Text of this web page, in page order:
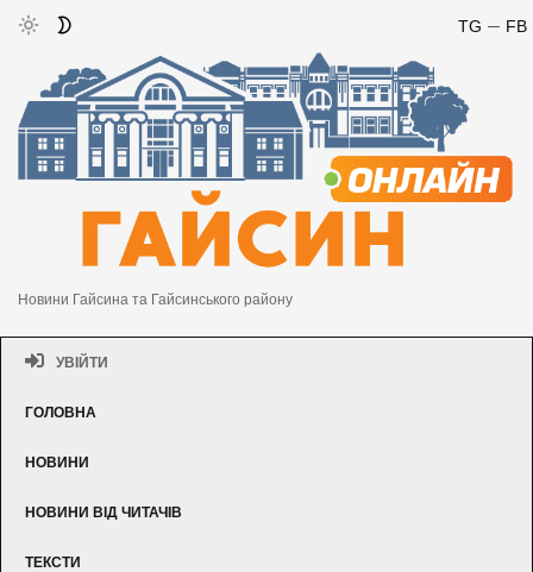
FB
TG
Новини Гайсина та Гайсинського району
УВІЙТИ
ГОЛОВНА
НОВИНИ
НОВИНИ ВІД ЧИТАЧІВ
ТЕКСТИ